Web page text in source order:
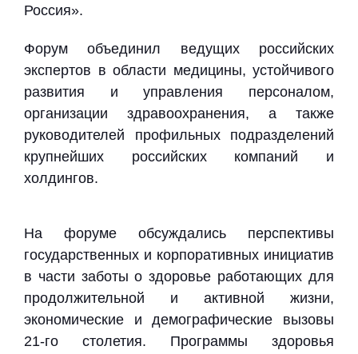
Россия».
Форум объединил ведущих российских
экспертов в области медицины, устойчивого
развития и управления персоналом,
организации здравоохранения, а также
руководителей профильных подразделений
крупнейших российских компаний и
холдингов.
На форуме обсуждались перспективы
государственных и корпоративных инициатив
в части заботы о здоровье работающих для
продолжительной и активной жизни,
экономические и демографические вызовы
21-го столетия. Программы здоровья